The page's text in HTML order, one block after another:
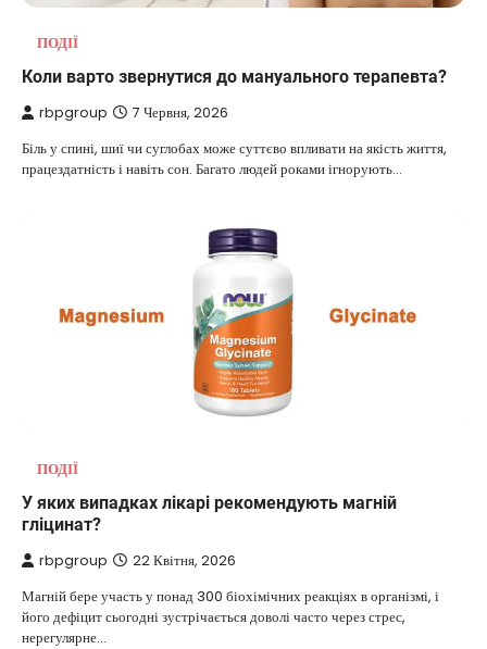
ПОДІЇ
Коли варто звернутися до мануального терапевта?
rbpgroup 7 Червня, 2026
Біль у спині, шиї чи суглобах може суттєво впливати на якість життя,
працездатність і навіть сон. Багато людей роками ігнорують…
ПОДІЇ
У яких випадках лікарі рекомендують магній
гліцинат?
rbpgroup 22 Квітня, 2026
Магній бере участь у понад 300 біохімічних реакціях в організмі, і
його дефіцит сьогодні зустрічається доволі часто через стрес,
нерегулярне…